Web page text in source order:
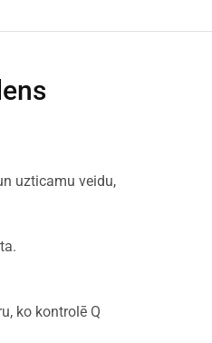
uzticamu veidu,
ko kontrolē Q